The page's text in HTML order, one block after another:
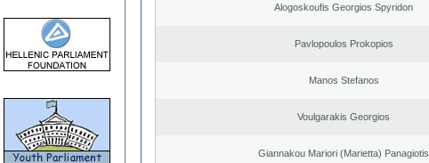
Alogoskoufis Georgios Spyridon
Pavlopoulos Prokopios
Manos Stefanos
Voulgarakis Georgios
Giannakou Mariori (Marietta) Panagiotis